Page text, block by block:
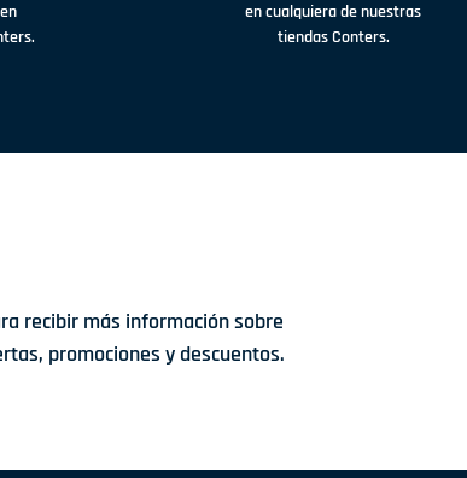
en cualquiera de nuestras
tiendas Conters.
recibir más información sobre
promociones y descuentos.